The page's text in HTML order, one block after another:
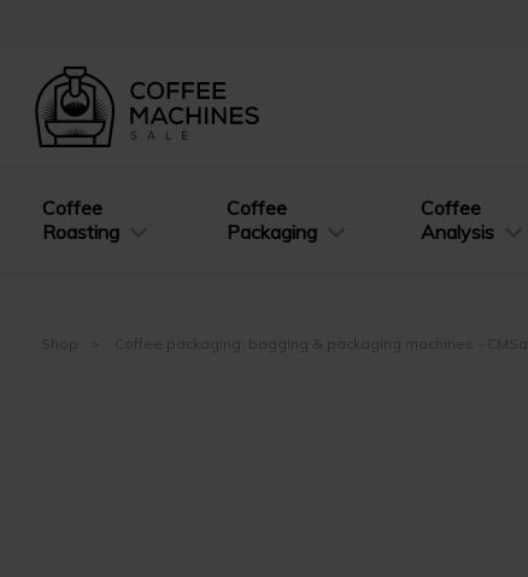
Coffee
Roasting
Coffee
Packaging
Coffee
Analysis
Shop Coffee packaging: bagging & packaging machines -